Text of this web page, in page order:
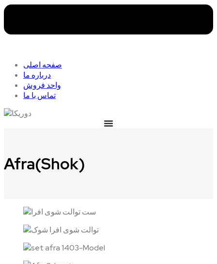
صفحه اصلی
درباره ما
واحد فروش
تماس با ما
Afra(Shok)